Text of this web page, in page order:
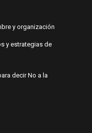
y organización
y estrategias de
decir No a la